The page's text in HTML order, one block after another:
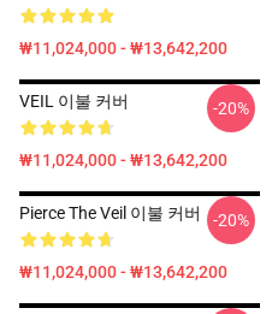
₩11,024,000 - ₩13,642,200
VEIL 이불 커버
₩11,024,000 - ₩13,642,200
-20%
Pierce The Veil 이불 커버
₩11,024,000 - ₩13,642,200
-20%